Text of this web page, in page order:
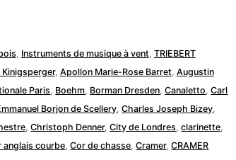
, Instruments de musique à vent, TRIEBERT
, Apollon Marie-Rose Barret, Augustin
Paris, Boehm, Borman Dresden,Canaletto,Carl
Borjon de Scellery,Charles Joseph Bizey,
,Christoph Denner,City de Londres,clarinette,
anglais courbe,Cor de chasse,Cramer,CRAMER